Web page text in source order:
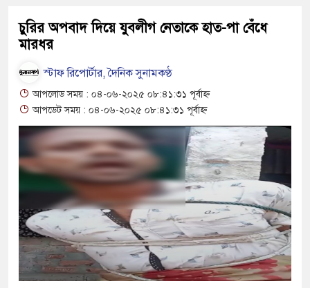
জীবন-সংসার
কর্ম ও দর্শন নিয়ে সাহিত্য আড্ডা
অভ্যন্তরীণ বিরোধ তুঙ্গে
চেহারা কি দেখা গেছে : স্বরাষ্ট্রমন্ত্রী
বক্তব্য ভারত সমর্থন করে না : জয়সওয়াল
ভবনে পাঠদান
দিরাই-শাল্লার উন্নয়ন করতে চাই : এমপি
ঘণ্টা লোডশেডিং, ক্ষুব্ধ গ্রাহক
চুরির অপবাদ দিয়ে যুবলীগ নেতাকে হাত-পা বেঁধে
মারধর
স্টাফ রিপোর্টার, দৈনিক সুনামকণ্ঠ
আপলোড সময় : ০৪-০৬-২০২৫ ০৮:৪১:৩১ পূর্বাহ্ন
আপডেট সময় : ০৪-০৬-২০২৫ ০৮:৪১:৩১ পূর্বাহ্ন